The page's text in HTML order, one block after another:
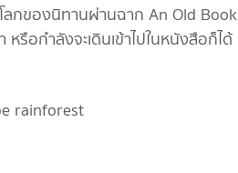
โลกของนิทานผ่านฉาก An Old Book
รือกำลังจะเดินเข้าไปในหนังสือก็ได้